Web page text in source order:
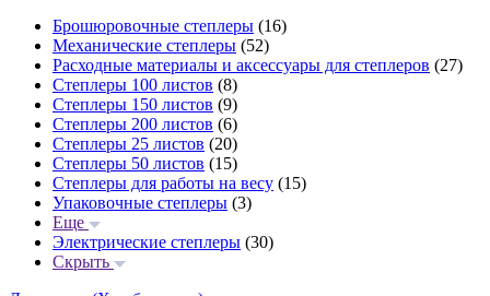
Брошюровочные степлеры (16)
Механические степлеры (52)
Расходные материалы и аксессуары для степлеров (27)
Степлеры 100 листов (8)
Степлеры 150 листов (9)
Степлеры 200 листов (6)
Степлеры 25 листов (20)
Степлеры 50 листов (15)
Степлеры для работы на весу (15)
Упаковочные степлеры (3)
Еще
Электрические степлеры (30)
Скрыть